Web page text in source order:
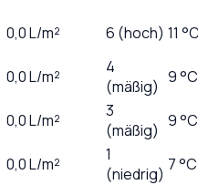
0,0L/m² 6 (hoch) 11
0,0L/m²
4
(mäßig) 9 °C
0,0L/m²
3
(mäßig) 9 °C
0,0L/m²
1
(niedrig) 7 °C